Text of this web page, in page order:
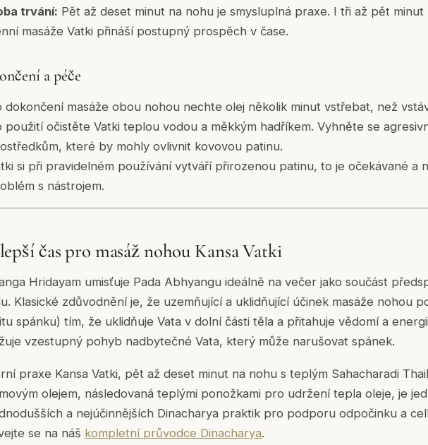
trvání: Pět až deset minut na nohu je smysluplná praxe. I tři až pět minut
masáže Vatki přináší postupný prospěch v čase.
a péče
dokončení masáže obou nohou nechte olej několik minut vstřebat, než
použití očistěte Vatki teplou vodou a měkkým hadříkem. Vyhněte se
které by mohly ovlivnit kovovou patinu.
si při pravidelném používání vytváří přirozenou patinu, to je očekávané a
s nástrojem.
čas pro masáž nohou Kansa Vatki
Hridayam umisťuje Pada Abhyangu ideálně na večer jako součást
Klasické zdůvodnění je, že uzemňující a uklidňující účinek masáže nohou
spánku) tím, že uklidňuje Vata v dolní části těla a přitahuje vědomí a
vzestupný pohyb nadbytečné Vata, který může narušovat spánek.
praxe Kansa Vatki, pět až deset minut na nohu s teplým Sahacharadi
olejem, následovaná teplými ponožkami pro udržení tepla oleje, je
a nejúčinnějších Dinacharya praktik pro podporu odpočinku a
se na náš kompletní průvodce Dinacharya.